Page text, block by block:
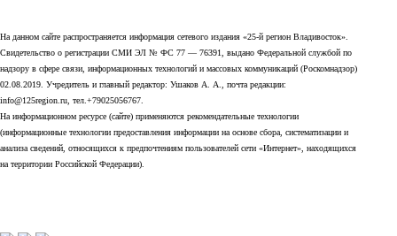
На данном сайте распространяется информация сетевого издания «25-й регион Владивосток».
Свидетельство о регистрации СМИ ЭЛ № ФС 77 — 76391, выдано Федеральной службой по
надзору в сфере связи, информационных технологий и массовых коммуникаций (Роскомнадзор)
02.08.2019. Учредитель и главный редактор: Ушаков А. А., почта редакции:
info@125region.ru, тел.+79025056767.
На информационном ресурсе (сайте) применяются рекомендательные технологии
(информационные технологии предоставления информации на основе сбора, систематизации и
анализа сведений, относящихся к предпочтениям пользователей сети «Интернет», находящихся
на территории Российской Федерации).